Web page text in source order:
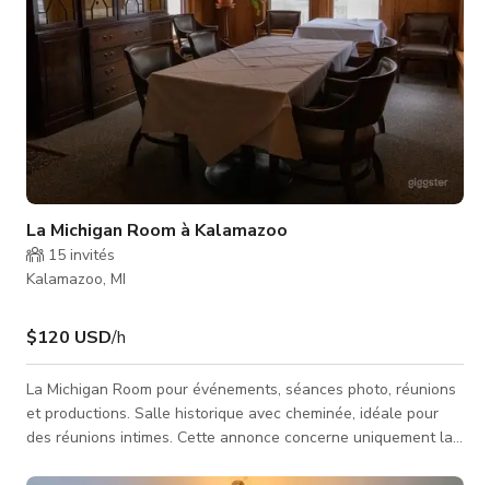
La Michigan Room à Kalamazoo
15 invités
Kalamazoo, MI
$120 USD/h
La Michigan Room pour événements, séances photo, réunions
et productions. Salle historique avec cheminée, idéale pour
des réunions intimes. Cette annonce concerne uniquement la